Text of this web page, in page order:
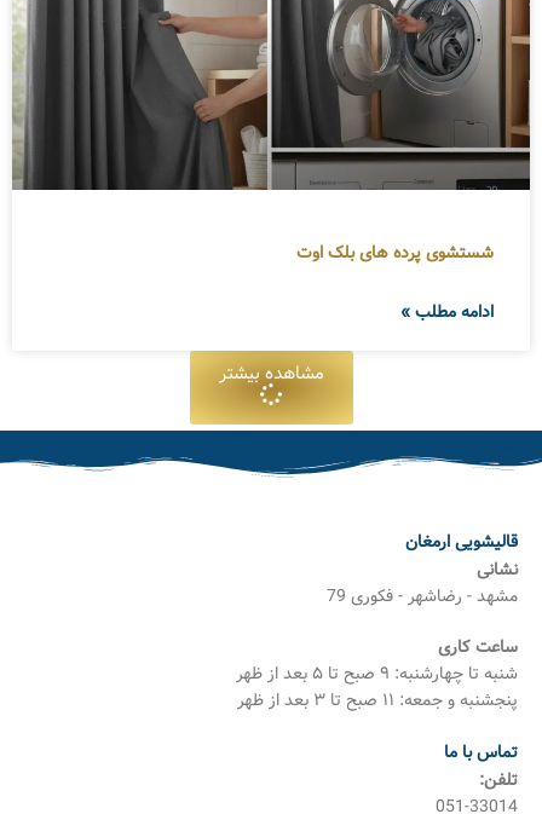
شستشوی پرده های بلک اوت
ادامه مطلب »
مشاهده بیشتر
قالیشویی ارمغان
نشانی
مشهد - رضاشهر - فکوری 79
ساعت کاری
شنبه تا چهارشنبه: ۹ صبح تا ۵ بعد از ظهر
پنجشنبه و جمعه: ۱۱ صبح تا ۳ بعد از ظهر
تماس با ما
تلفن:
051-33014